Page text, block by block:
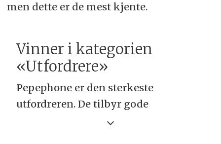
men dette er de mest kjente.
Vinner i kategorien
«Utfordrere»
Pepephone er den sterkeste
utfordreren. De tilbyr gode
hastigheter i forhold til pris og de gir